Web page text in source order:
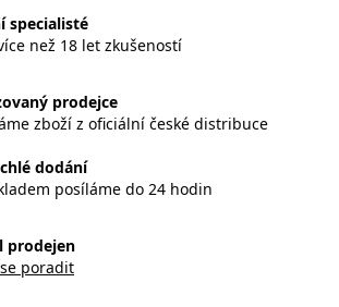
specialisté
než 18 let zkušeností
prodejce
zboží z oficiální české distribuce
dodání
posíláme do 24 hodin
prodejen
poradit